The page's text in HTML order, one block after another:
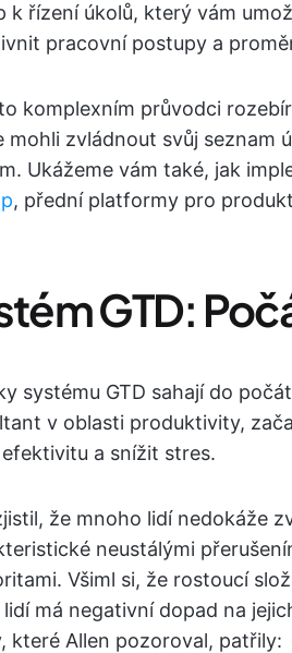
k řízení úkolů, který vám
pracovní postupy a
komplexním průvodci
mohli zvládnout svůj seznam
Ukážeme vám také, jak
, přední platformy pro
GTD:
systému GTD sahají do
v oblasti produktivity,
a snížit stres.
že mnoho lidí nedokáže
neustálými
Všiml si, že rostoucí
má negativní dopad na
které Allen pozoroval, patřily: